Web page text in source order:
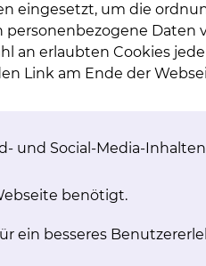
wir sehr genau
wir anschließend eine
auch an einer Reihe
eingesetzt, um die
Daten
an erlaubten Cookies
Link am Ende der
und Social-Media-
benötigt.
ein besseres